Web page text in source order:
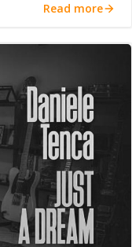
Read more